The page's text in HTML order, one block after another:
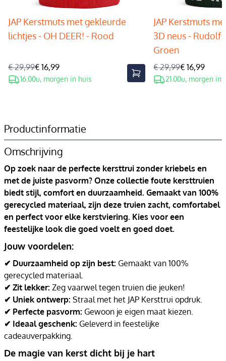
JAP Kerstmuts met gekleurde
lichtjes - OH DEER! - Rood
€ 29,99€ 16,99
16.00u, morgen in huis
JAP Kerstmuts
3D neus - Rudolf
Groen
€ 29,99€ 16,99
21.00u, morgen in
Productinformatie
Omschrijving
Op zoek naar de perfecte kersttrui zonder kriebels en
met de juiste pasvorm? Onze collectie foute kersttruien
biedt stijl, comfort en duurzaamheid. Gemaakt van 100%
gerecycled materiaal, zijn deze truien zacht, comfortabel
en perfect voor elke kerstviering. Kies voor een
feestelijke look die goed voelt en goed doet.
Jouw voordelen:
✔ Duurzaamheid op zijn best: Gemaakt van 100%
gerecycled materiaal.
✔ Zit lekker: Zeg vaarwel tegen truien die jeuken!
✔ Uniek ontwerp: Straal met het JAP Kersttrui opdruk.
✔ Perfecte pasvorm: Gewoon je eigen maat kiezen.
✔ Ideaal geschenk: Geleverd in feestelijke
cadeauverpakking.
De magie van kerst dicht bij je hart